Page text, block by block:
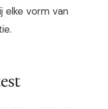
elke vorm van